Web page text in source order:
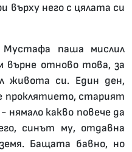
върху него с цялата си
паша мислил
върне отново това, за
живота си. Един ден,
проклятието, старият
какво повече да
синът му, отдавна
Бащата бавно, но